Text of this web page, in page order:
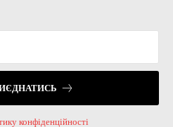
конфіденційності